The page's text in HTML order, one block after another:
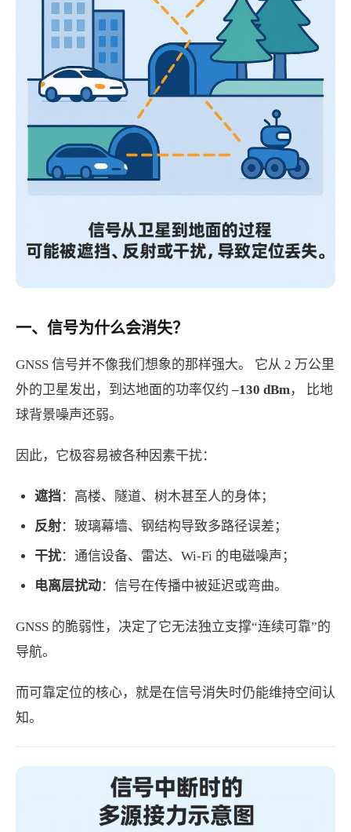
一、信号为什么会消失？
GNSS 信号并不像我们想象的那样强大。 它从 2 万公里
外的卫星发出，到达地面的功率仅约 –130 dBm， 比地
球背景噪声还弱。
因此，它极容易被各种因素干扰：
遮挡：高楼、隧道、树木甚至人的身体；
反射：玻璃幕墙、钢结构导致多路径误差；
干扰：通信设备、雷达、Wi-Fi 的电磁噪声；
电离层扰动：信号在传播中被延迟或弯曲。
GNSS 的脆弱性，决定了它无法独立支撑“连续可靠”的
导航。
而可靠定位的核心，就是在信号消失时仍能维持空间认
知。